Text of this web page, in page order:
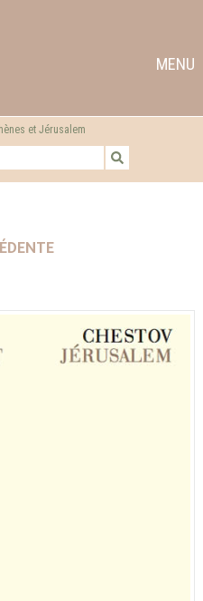
MENU
et Jérusalem